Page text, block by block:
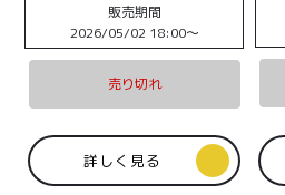
販売期間
2026/05/02 18:00〜
売り切れ
詳しく見る